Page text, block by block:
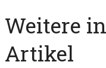
Weitere
Artikel